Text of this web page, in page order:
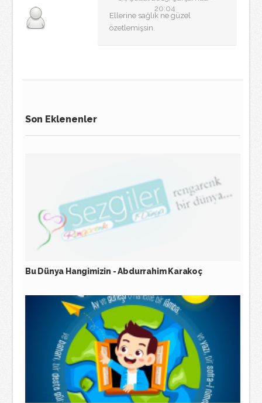
20:04
Ellerine sağlık ne güzel
özetlemişsin.
Son Eklenenler
Bu Dünya Hangimizin - Abdurrahim Karakoç